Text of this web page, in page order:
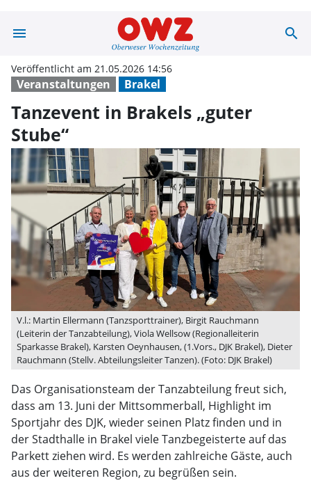
menu Tanzevent in search
Veranstaltungen Brakel
Veröffentlicht am 21.05.2026 14:56
Tanzevent in Brakels „guter
Stube“
V.l.: Martin Ellermann (Tanzsporttrainer), Birgit Rauchmann
(Leiterin der Tanzabteilung), Viola Wellsow (Regionalleiterin
Sparkasse Brakel), Karsten Oeynhausen, (1.Vors., DJK Brakel), Dieter
Rauchmann (Stellv. Abteilungsleiter Tanzen). (Foto: DJK Brakel)
Das Organisationsteam der Tanzabteilung freut sich,
dass am 13. Juni der Mittsommerball, Highlight im
Sportjahr des DJK, wieder seinen Platz finden und in
der Stadthalle in Brakel viele Tanzbegeisterte auf das
Parkett ziehen wird. Es werden zahlreiche Gäste, auch
aus der weiteren Region, zu begrüßen sein.